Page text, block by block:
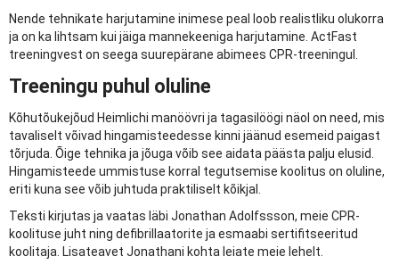
Nende tehnikate harjutamine inimese peal loob realistliku olukorra
ja on ka lihtsam kui jäiga mannekeeniga harjutamine. ActFast
treeningvest on seega suurepärane abimees CPR-treeningul.
Treeningu puhul oluline
Kõhutõukejõud Heimlichi manöövri ja tagasilöögi näol on need, mis
tavaliselt võivad hingamisteedesse kinni jäänud esemeid paigast
tõrjuda. Õige tehnika ja jõuga võib see aidata päästa palju elusid.
Hingamisteede ummistuse korral tegutsemise koolitus on oluline,
eriti kuna see võib juhtuda praktiliselt kõikjal.
Teksti kirjutas ja vaatas läbi Jonathan Adolfssson, meie CPR-
koolituse juht ning defibrillaatorite ja esmaabi sertifitseeritud
koolitaja. Lisateavet Jonathani kohta leiate meie lehelt.